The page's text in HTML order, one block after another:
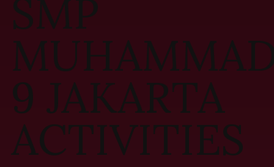
SMP
9 JAKARTA
ACTIVITIES